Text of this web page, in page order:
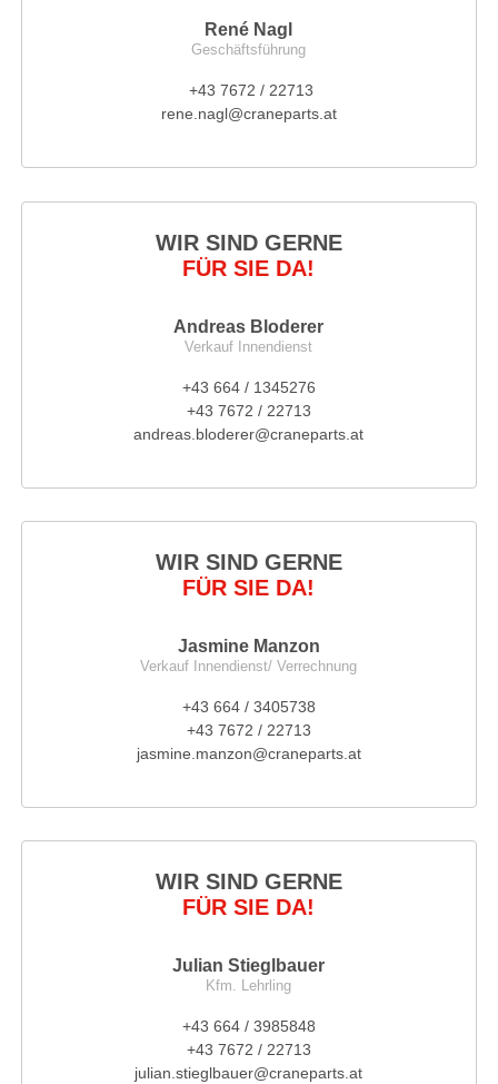
René Nagl
Geschäftsführung
+43 7672 / 22713
rene.nagl@craneparts.at
WIR SIND GERNE
FÜR SIE DA!
Andreas Bloderer
Verkauf Innendienst
+43 664 / 1345276
+43 7672 / 22713
andreas.bloderer@craneparts.at
WIR SIND GERNE
FÜR SIE DA!
Jasmine Manzon
Verkauf Innendienst/ Verrechnung
+43 664 / 3405738
+43 7672 / 22713
jasmine.manzon@craneparts.at
WIR SIND GERNE
FÜR SIE DA!
Julian Stieglbauer
Kfm. Lehrling
+43 664 / 3985848
+43 7672 / 22713
julian.stieglbauer@craneparts.at